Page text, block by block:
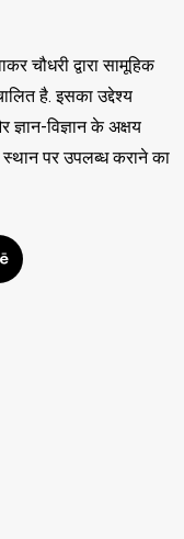
चौधरी द्वारा सामूहिक
है. इसका उद्देश्य
विज्ञान के अक्षय
पर उपलब्ध कराने का